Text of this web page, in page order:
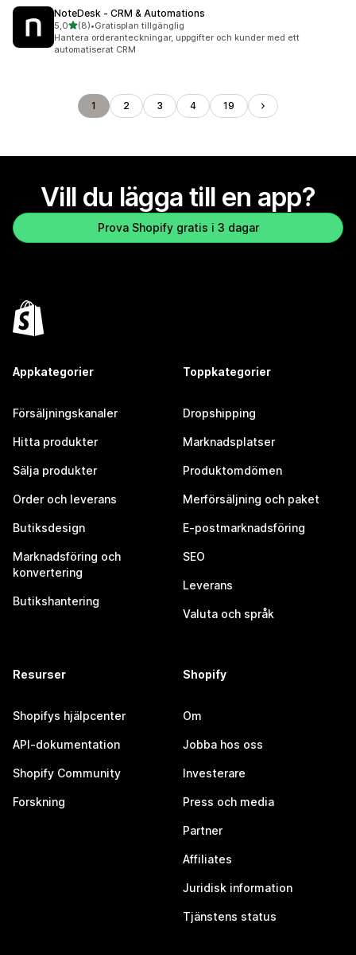
NoteDesk ‑ CRM & Automations
5,0av 5 stjärnor
(8)
8 recensioner totalt
•Gratisplan tillgänglig
Hantera orderanteckningar, uppgifter och kunder med ett
automatiserat CRM
1 2 3 4 19
Vill du lägga till en app?
Prova Shopify gratis i 3 dagar
Appkategorier
Försäljningskanaler
Hitta produkter
Sälja produkter
Order och leverans
Butiksdesign
Marknadsföring och
konvertering
Butikshantering
Toppkategorier
Dropshipping
Marknadsplatser
Produktomdömen
Merförsäljning och paket
E-postmarknadsföring
SEO
Leverans
Valuta och språk
Resurser
Shopifys hjälpcenter
API-dokumentation
Shopify Community
Forskning
Shopify
Om
Jobba hos oss
Investerare
Press och media
Partner
Affiliates
Juridisk information
Tjänstens status